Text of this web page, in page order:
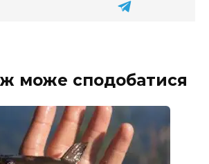
може сподобатися